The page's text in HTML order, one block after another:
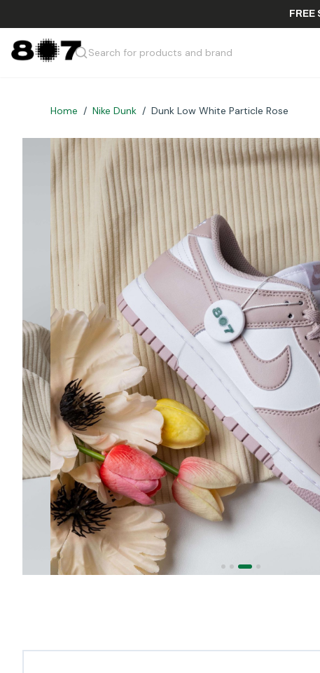
Search for products and brand
Home / Nike Dunk / Dunk Low White Particle Rose